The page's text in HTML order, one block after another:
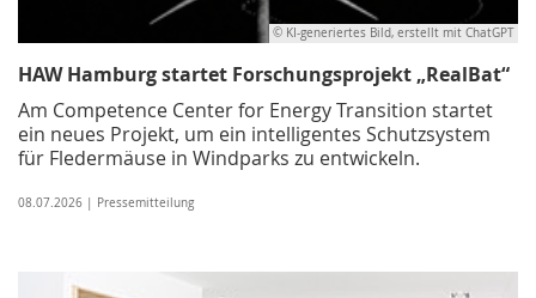
© KI-generiertes Bild, erstellt mit ChatGPT
HAW Hamburg startet Forschungsprojekt „RealBat“
Am Competence Center for Energy Transition startet
ein neues Projekt, um ein intelligentes Schutzsystem
für Fledermäuse in Windparks zu entwickeln.
08.07.2026 | Pressemitteilung